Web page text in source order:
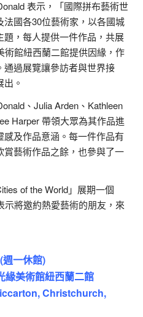
表示，「國際拼布藝術世
國各30位藝術家，以各國城
，每人提供一件作品，共展
術館紐西蘭二館提供因緣，作
過展覽讓參訪者與世界接
。
、Julia Arden、Kathleen
Harper 帶領大眾為其作品進
及作品意涵。每一件作品有
藝術作品之餘，也參與了一
of the World」展期一個
示將邀約熱愛藝術的朋友，來
(週一休館)
緣美術館紐西蘭二館
Christchurch,